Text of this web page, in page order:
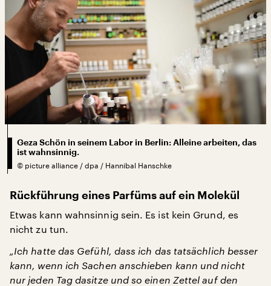
Geza Schön in seinem Labor in Berlin: Alleine arbeiten, das
ist wahnsinnig.
© picture alliance / dpa / Hannibal Hanschke
Rückführung eines Parfüms auf ein Molekül
Etwas kann wahnsinnig sein. Es ist kein Grund, es
nicht zu tun.
„Ich hatte das Gefühl, dass ich das tatsächlich besser
kann, wenn ich Sachen anschieben kann und nicht
nur jeden Tag dasitze und so einen Zettel auf den